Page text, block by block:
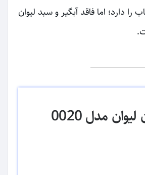
دارد؛ اما فاقد آبگیر و سبد لیوان
مدل 0020